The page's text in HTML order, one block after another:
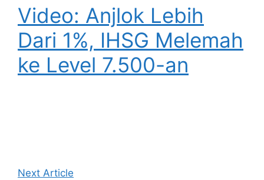
Video: Anjlok Lebih
Dari 1%, IHSG Melemah
ke Level 7.500-an
Next Article